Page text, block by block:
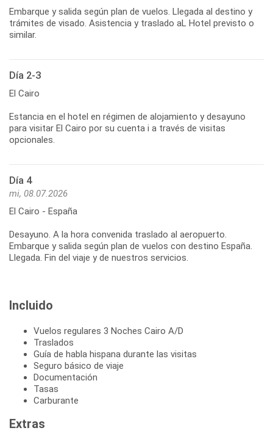
Embarque y salida según plan de vuelos. Llegada al destino y
trámites de visado. Asistencia y traslado aL Hotel previsto o
similar.
Día 2-3
El Cairo
Estancia en el hotel en régimen de alojamiento y desayuno
para visitar El Cairo por su cuenta i a través de visitas
opcionales.
Día 4
mi, 08.07.2026
El Cairo - España
Desayuno. A la hora convenida traslado al aeropuerto.
Embarque y salida según plan de vuelos con destino España.
Llegada. Fin del viaje y de nuestros servicios.
Incluido
Vuelos regulares 3 Noches Cairo A/D
Traslados
Guía de habla hispana durante las visitas
Seguro básico de viaje
Documentación
Tasas
Carburante
Extras